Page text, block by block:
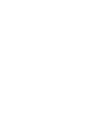
resolverse de manera
con Atención al
no pueda resolver el
arbitraje para intentar
todas las
acuerdo mediante
menores,
en la sección
a acciones colectivas»